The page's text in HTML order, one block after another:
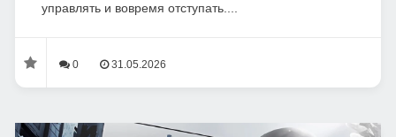
управлять и вовремя отступать....
0 31.05.2026